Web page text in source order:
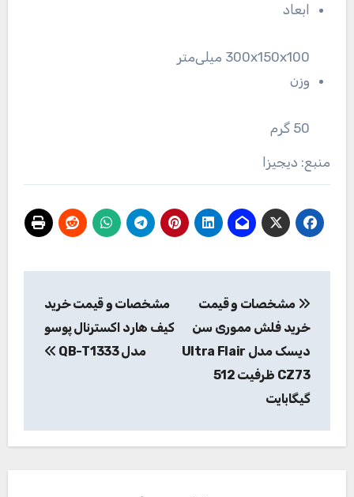
ابعاد
300x150x100 میلی‌متر
وزن
50 گرم
منبع: دیجیزا
نوشته
مشخصات و قیمت
خرید فلش مموری سن
دیسک مدل Ultra Flair
CZ73 ظرفیت 512
گیگابایت
مشخصات و قیمت خرید
کیف هارد اکسترنال پوسو
مدل QB-T1333